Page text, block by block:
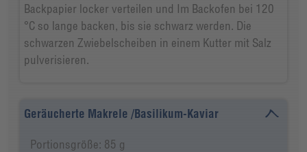
Backpapier locker verteilen und Im Backofen bei 120
°C so lange backen, bis sie schwarz werden. Die
schwarzen Zwiebelscheiben in einem Kutter mit Salz
pulverisieren.
Geräucherte Makrele /Basilikum-Kaviar
Portionsgröße: 85 g